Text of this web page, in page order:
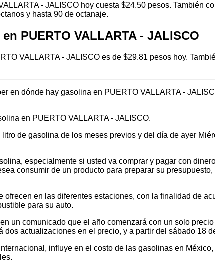
- JALISCO hoy cuesta $24.50 pesos. También
y hasta 90 de octanaje.
PUERTO VALLARTA - JALISCO
VALLARTA - JALISCO es de $29.81 pesos hoy.
en dónde hay gasolina en PUERTO VALLARTA -
en PUERTO VALLARTA - JALISCO.
de gasolina de los meses previos y del día de ayer
especialmente si usted va comprar y pagar con
consumir de un producto para preparar su
ofrecen en las diferentes estaciones, con la finalidad de
para su auto.
un comunicado que el año comenzará con un solo
actualizaciones en el precio, y a partir del sábado 18
influye en el costo de las gasolinas en